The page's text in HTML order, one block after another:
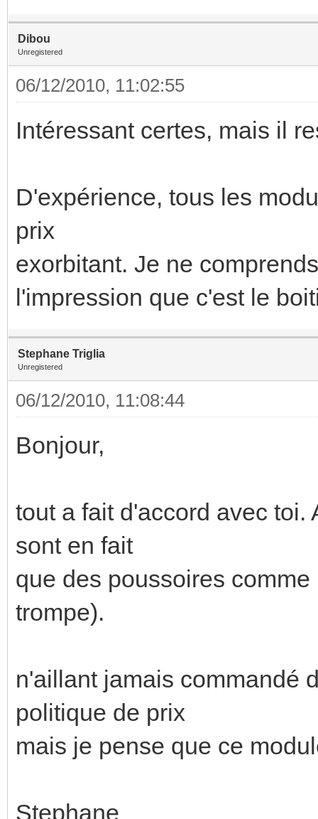
Dibou
Unregistered
06/12/2010, 11:02:55
Intéressant certes, mais il
D'expérience, tous les
prix
exorbitant. Je ne
l'impression que c'est le
Stephane Triglia
Unregistered
06/12/2010, 11:08:44
Bonjour,
tout a fait d'accord avec
sont en fait
que des poussoires
trompe).
n'aillant jamais commandé
politique de prix
mais je pense que ce
Stephane